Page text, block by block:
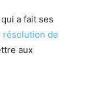
a fait ses
résolution de
aux